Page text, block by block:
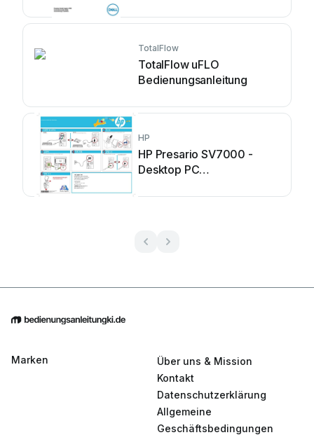
TotalFlow
TotalFlow uFLO
Bedienungsanleitung
HP
HP Presario SV7000 -
Desktop PC
Marken
Über uns & Mission
Kontakt
Datenschutzerklärung
Allgemeine
Geschäftsbedingungen